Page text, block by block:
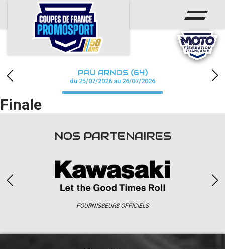
ACCUEIL
ACTUS
CALENDRIER
CHAMPIONNAT
RÉSULTATS
accéder à la billetterie
PAU ARNOS (64)
du 25/07/2026 au 26/07/2026
Finale
NOS PARTENAIRES
FOURNISSEURS OFFICIELS